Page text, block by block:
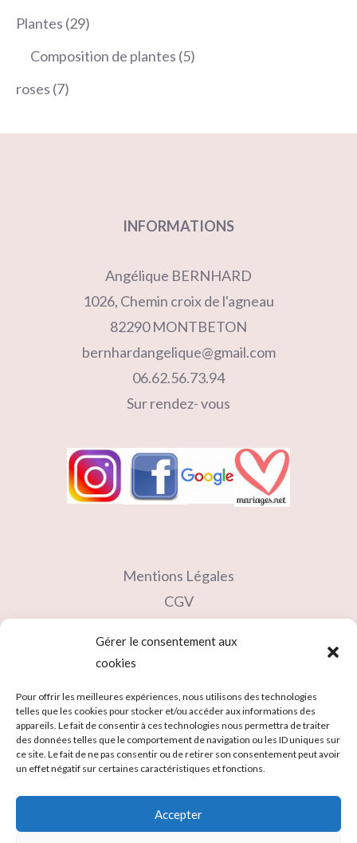
Gérer le consentement aux
cookies
Pour offrir les meilleures expériences, nous utilisons des technologies
telles que les cookies pour stocker et/ou accéder aux informations des
appareils. Le fait de consentir à ces technologies nous permettra de traiter
des données telles que le comportement de navigation ou les ID uniques sur
ce site. Le fait de ne pas consentir ou de retirer son consentement peut avoir
un effet négatif sur certaines caractéristiques et fonctions.
Accepter
Plantes 2929
produits
Composition de plantes 55
roses 77
INFORMATIONS
Angélique BERNHARD
1026, Chemin croix de l'agneau
82290 MONTBETON
bernhardangelique@gmail.com
06.62.56.73.94
Sur rendez- vous
Mentions Légales
CGV